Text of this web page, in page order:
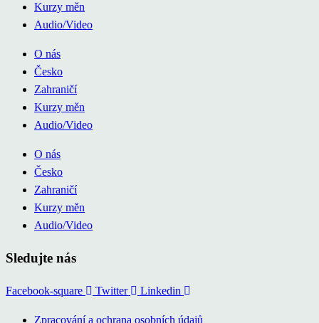
Kurzy měn
Audio/Video
O nás
Česko
Zahraničí
Kurzy měn
Audio/Video
O nás
Česko
Zahraničí
Kurzy měn
Audio/Video
Sledujte nás
Facebook-square Twitter Linkedin
Zpracování a ochrana osobních údajů